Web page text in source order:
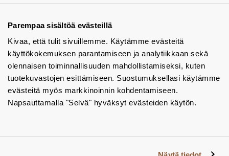
Parempaa sisältöä evästeillä
Kivaa, että tulit sivuillemme. Käytämme evästeitä
käyttökokemuksen parantamiseen ja analytiikkaan sekä
olennaisen toiminnallisuuden mahdollistamiseksi, kuten
tuotekuvastojen esittämiseen. Suostumuksellasi käytämme
evästeitä myös markkinoinnin kohdentamiseen.
Napsauttamalla "Selvä" hyväksyt evästeiden käytön.
Näytä tiedot
Tuotekuvastot
Instagram
BIM-objektit
Yhteystiedot
Tiedotteet